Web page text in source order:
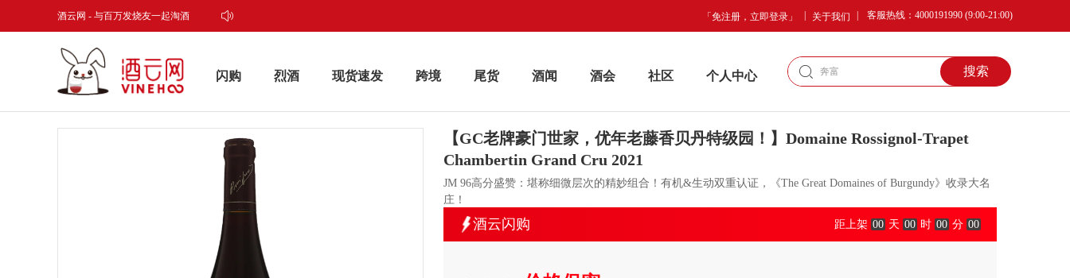
酒云网 - 与百万发烧友一起淘酒 「免注册，立即登录」 关于我们 客服热线：4000191990 (9:00-21:00)
闪购 烈酒 现货速发 跨境 尾货 酒闻 酒会 社区 个人中心 搜索
【GC老牌豪门世家，优年老藤香贝丹特级园！】Domaine Rossignol-Trapet
Chambertin Grand Cru 2021
JM 96高分盛赞：堪称细微层次的精妙组合！有机&生动双重认证，《The Great Domaines of Burgundy》收录大名
庄！
酒云闪购 距上架 00 天 00 时 00 分 00